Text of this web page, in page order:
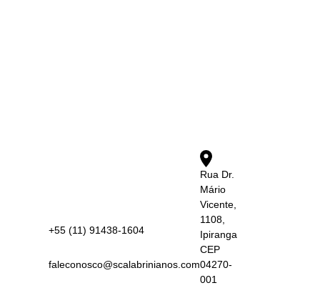
+55 (11) 91438-1604
faleconosco@scalabrinianos.com
Rua Dr.
Mário
Vicente,
1108,
Ipiranga
CEP
04270-
001